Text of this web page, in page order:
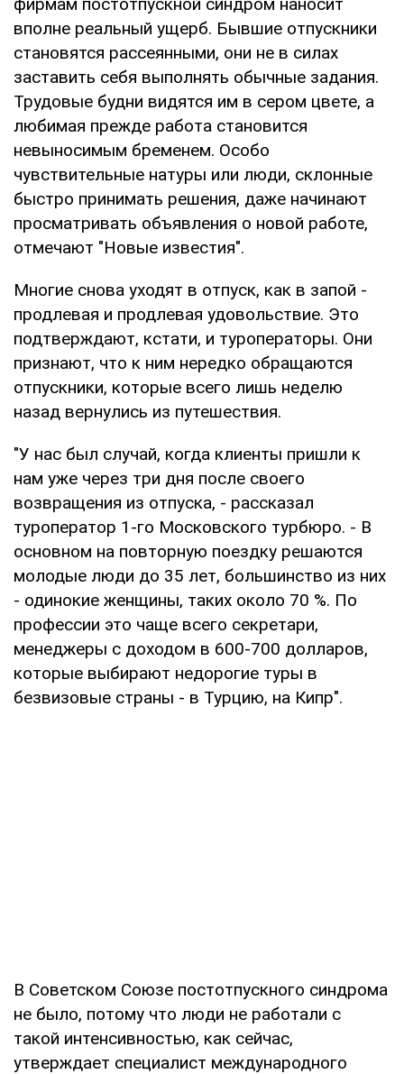
вполне реальный ущерб. Бывшие отпускники
становятся рассеянными, они не в силах
заставить себя выполнять обычные задания.
Трудовые будни видятся им в сером цвете, а
любимая прежде работа становится
невыносимым бременем. Особо
чувствительные натуры или люди, склонные
быстро принимать решения, даже начинают
просматривать объявления о новой работе,
отмечают "Новые известия".
Многие снова уходят в отпуск, как в запой -
продлевая и продлевая удовольствие. Это
подтверждают, кстати, и туроператоры. Они
признают, что к ним нередко обращаются
отпускники, которые всего лишь неделю
назад вернулись из путешествия.
"У нас был случай, когда клиенты пришли к
нам уже через три дня после своего
возвращения из отпуска, - рассказал
туроператор 1-го Московского турбюро. - В
основном на повторную поездку решаются
молодые люди до 35 лет, большинство из них
- одинокие женщины, таких около 70 %. По
профессии это чаще всего секретари,
менеджеры с доходом в 600-700 долларов,
которые выбирают недорогие туры в
безвизовые страны - в Турцию, на Кипр".
В Советском Союзе постотпускного синдрома
не было, потому что люди не работали с
такой интенсивностью, как сейчас,
утверждает специалист международного